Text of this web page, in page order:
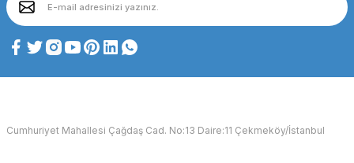
Cumhuriyet Mahallesi Çağdaş Cad. No:13 Daire:11 Çekmeköy/İstanbul